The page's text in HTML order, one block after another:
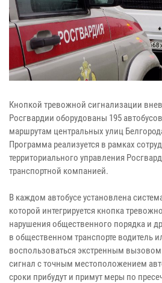
Кнопкой тревожной сигнализации
Росгвардии оборудованы 195
маршрутам центральных улиц
Программа реализуется в рамках
территориального управления
транспортной компанией.
В каждом автобусе установлена
которой интегрируется кнопка
нарушения общественного порядка и
в общественном транспорте водитель
воспользоваться экстренным
сигнал с точным местоположением
сроки прибудут и примут меры по